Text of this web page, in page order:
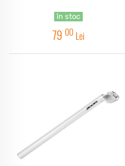
în stoc
79 00 Lei